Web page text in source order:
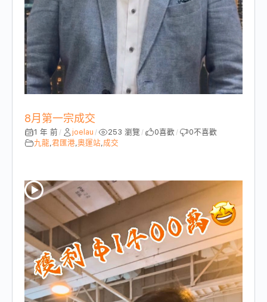
8月第一宗成交
1 年 前 / joelau / 253 瀏覽 / 0喜歡 / 0不喜歡
九龍 君匯港 奧運站 成交